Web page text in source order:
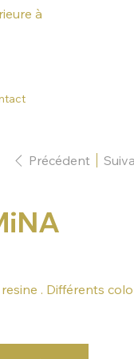
à
Précédent
. Différents